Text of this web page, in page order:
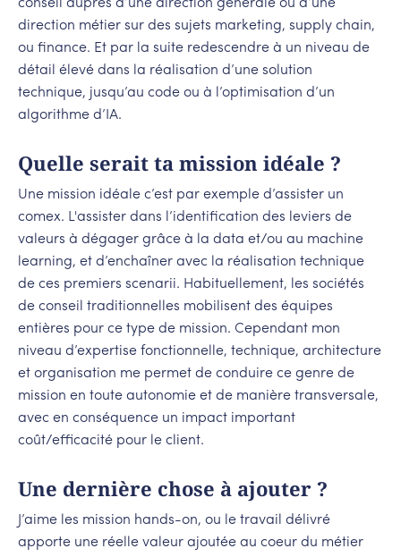
conseil auprès d’une direction générale ou d’une
direction métier sur des sujets marketing, supply chain,
ou finance. Et par la suite redescendre à un niveau de
détail élevé dans la réalisation d’une solution
technique, jusqu’au code ou à l’optimisation d’un
algorithme d’IA.
Quelle serait ta mission idéale ?
Une mission idéale c’est par exemple d’assister un
comex. L'assister dans l’identification des leviers de
valeurs à dégager grâce à la data et/ou au machine
learning, et d’enchaîner avec la réalisation technique
de ces premiers scenarii. Habituellement, les sociétés
de conseil traditionnelles mobilisent des équipes
entières pour ce type de mission. Cependant mon
niveau d’expertise fonctionnelle, technique, architecture
et organisation me permet de conduire ce genre de
mission en toute autonomie et de manière transversale,
avec en conséquence un impact important
coût/efficacité pour le client.
Une dernière chose à ajouter ?
J’aime les mission hands-on, ou le travail délivré
apporte une réelle valeur ajoutée au coeur du métier